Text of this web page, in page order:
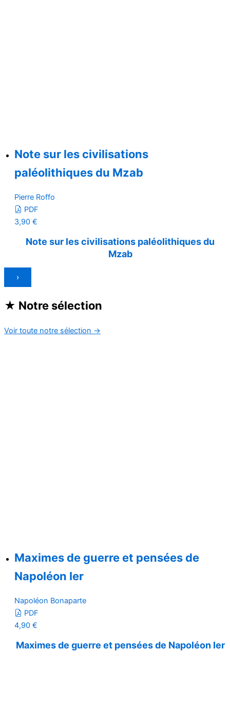
Note sur les civilisations
paléolithiques du Mzab
Pierre Roffo
PDF
3,90 €
Note sur les civilisations paléolithiques du
Mzab
›
★ Notre sélection
Voir toute notre sélection →
Maximes de guerre et pensées de
Napoléon Ier
Napoléon Bonaparte
PDF
4,90 €
Maximes de guerre et pensées de Napoléon Ier